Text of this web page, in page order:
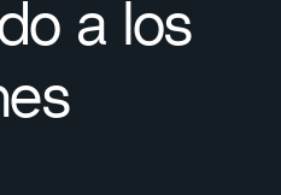
a los